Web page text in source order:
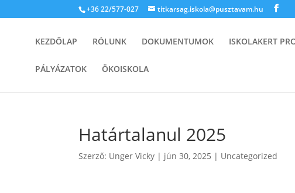
+36 22/577-027 titkarsag.iskola@pusztavam.hu
KEZDŐLAP RÓLUNK DOKUMENTUMOK ISKOLAKERT
PÁLYÁZATOK ÖKOISKOLA
Határtalanul 2025
Szerző: Unger Vicky | jún 30, 2025 | Uncategorized